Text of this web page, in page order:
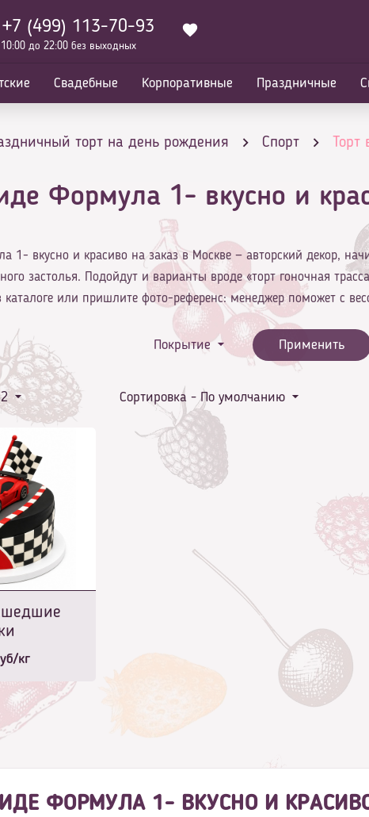
+7 (499) 113-70-93
10:00 до 22:00 без выходных
Свадебные Корпоративные Праздничные
торт на день рождения Спорт
Формула 1- вкусно и
1- вкусно и красиво на заказ в Москве — авторский декор,
застолья. Подойдут и варианты вроде «торт гоночная
каталоге или пришлите фото-референс: менеджер поможет с
Покрытие Применить
Сортировка -По умолчанию
кг
ФОРМУЛА 1- ВКУСНО И